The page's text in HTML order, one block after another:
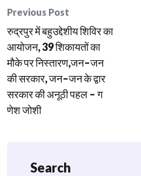
Post
navigation
Previous Post
रुद्रपुर में बहुउद्देशीय शिविर का
आयोजन, 39 शिकायतों का
मौके पर निस्तारण,जन–जन
की सरकार, जन–जन के द्वार
सरकार की अनूठी पहल – ग
णेश जोशी
Search